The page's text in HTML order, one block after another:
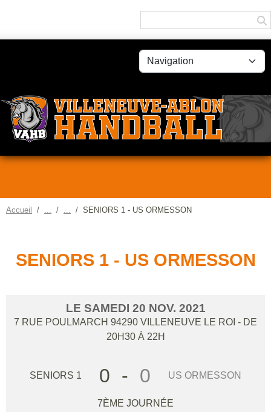
Accueil SENIORS 1 - US ORMESSON
SENIORS 1 - US ORMESSON
LE SAMEDI 20 NOV. 2021
7 RUE POULMARCH 94290 VILLENEUVE LE ROI - DE
20H30 À 22H
SENIORS 1 0 - 0 US ORMESSON
7ÈME JOURNÉE